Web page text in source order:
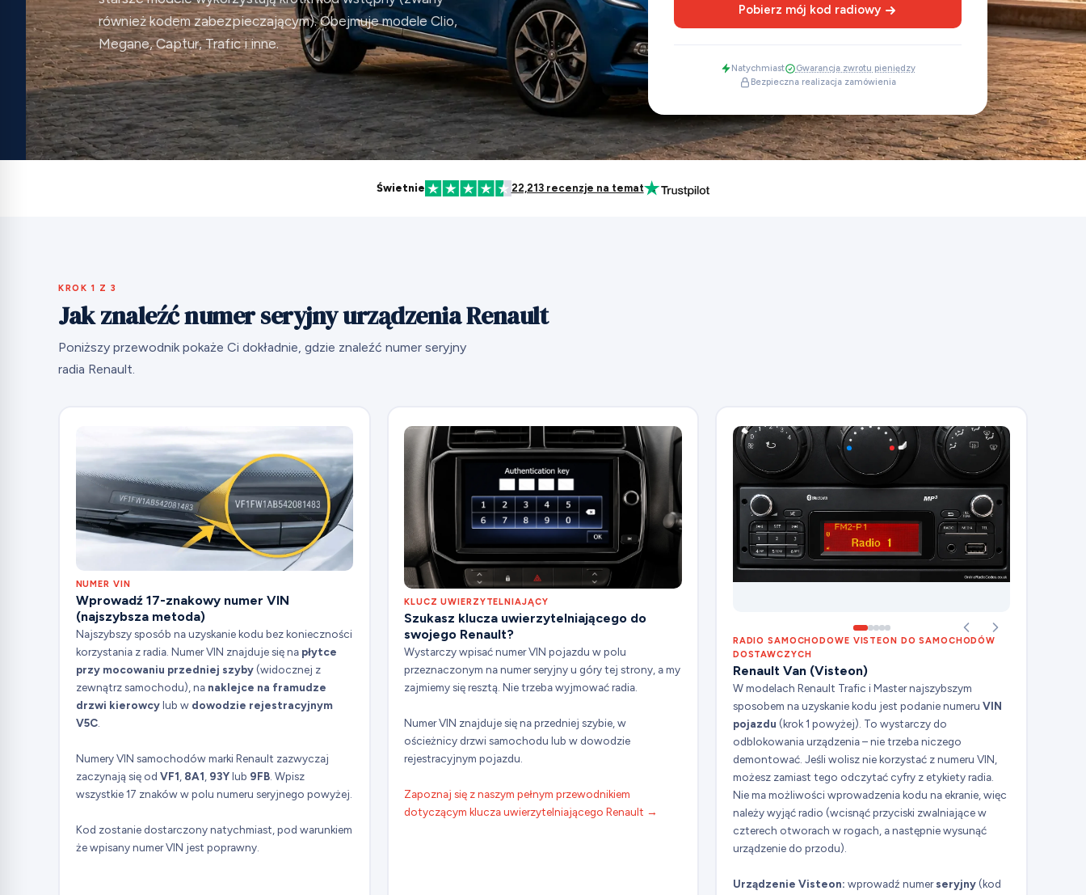
również kodem zabezpieczającym). Obejmuje modele Clio,
Megane, Captur, Trafic i inne.
Pobierz mój kod radiowy
Natychmiast
Gwarancja zwrotu pieniędzy
Bezpieczna realizacja zamówienia
Świetnie 22,213 recenzje na temat
KROK 1 Z 3
Jak znaleźć numer seryjny urządzenia Renault
Poniższy przewodnik pokaże Ci dokładnie, gdzie znaleźć numer seryjny
radia Renault.
NUMER VIN
Wprowadź 17-znakowy numer VIN
(najszybsza metoda)
Najszybszy sposób na uzyskanie kodu bez konieczności
korzystania z radia. Numer VIN znajduje się na płytce
przy mocowaniu przedniej szyby(widocznej z
zewnątrz samochodu), na naklejce na framudze
drzwi kierowcylub w dowodzie rejestracyjnym
V5C.
Numery VIN samochodów marki Renault zazwyczaj
zaczynają się od VF1 8A1 93Ylub 9FB. Wpisz
wszystkie 17 znaków w polu numeru seryjnego powyżej.
Kod zostanie dostarczony natychmiast, pod warunkiem
że wpisany numer VIN jest poprawny.
KLUCZ UWIERZYTELNIAJĄCY
Szukasz klucza uwierzytelniającego do
swojego Renault?
Wystarczy wpisać numer VIN pojazdu w polu
przeznaczonym na numer seryjny u góry tej strony, a my
zajmiemy się resztą. Nie trzeba wyjmować radia.
Numer VIN znajduje się na przedniej szybie, w
ościeżnicy drzwi samochodu lub w dowodzie
rejestracyjnym pojazdu.
Zapoznaj się z naszym pełnym przewodnikiem
dotyczącym klucza uwierzytelniającego Renault →
RADIO SAMOCHODOWE VISTEON DO SAMOCHODÓW
DOSTAWCZYCH
Renault Van (Visteon)
W modelach Renault Trafic i Master najszybszym
sposobem na uzyskanie kodu jest podanie numeru VIN
pojazdu (krok 1 powyżej). To wystarczy do
odblokowania urządzenia – nie trzeba niczego
demontować. Jeśli wolisz nie korzystać z numeru VIN,
możesz zamiast tego odczytać cyfry z etykiety radia.
Nie ma możliwości wprowadzenia kodu na ekranie, więc
należy wyjąć radio (wcisnąć przyciski zwalniające w
czterech otworach w rogach, a następnie wysunąć
urządzenie do przodu).
Urządzenie Visteon: wprowadź numerseryjny(kod